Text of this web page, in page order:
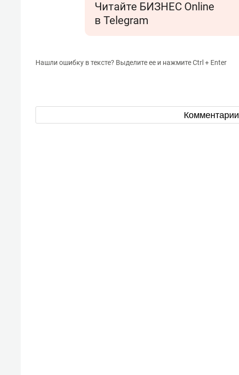
Читайте БИЗНЕС Online
в Telegram
Нашли ошибку в тексте? Выделите ее и нажмите Ctrl + Enter
Комментарии